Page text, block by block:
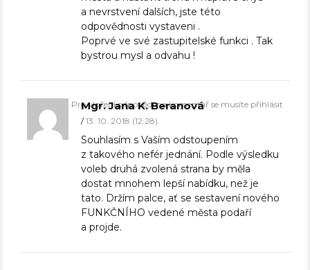
a nevrstvení dalších, jste této
odpovědnosti vystaveni .
Poprvé ve své zastupitelské funkci . Tak
bystrou mysl a odvahu !
Mgr. Jana K. Beranová
13. 10. 2018 (12:28)
Souhlasím s Vaším odstoupením
z takového nefér jednání. Podle výsledku
voleb druhá zvolená strana by měla
dostat mnohem lepší nabídku, než je
tato. Držím palce, ať se sestavení nového
FUNKČNÍHO vedené města podaří
a projde.
Pro vložení odpovědi na komentář se musíte přihlásit